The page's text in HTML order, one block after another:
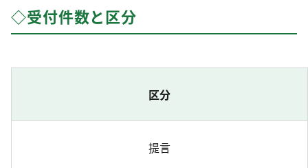
◇受付件数と区分
区分
提言